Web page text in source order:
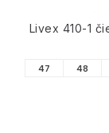
Livex 410-1
47 48